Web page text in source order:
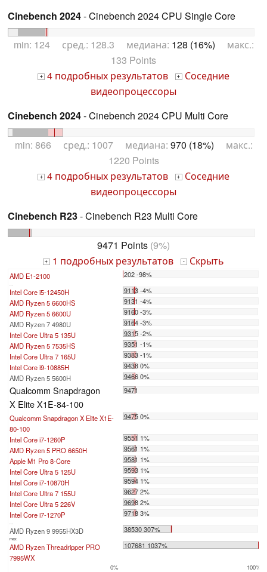
Cinebench 2024- Cinebench 2024 CPU Single Core
min: 124 сред.: 128.3 медиана: 128 (16%) макс.:
133 Points
+ 4 подробных результатов + Соседние
видеопроцессоры
Cinebench 2024- Cinebench 2024 CPU Multi Core
min: 866 сред.: 1007 медиана: 970 (18%) макс.:
1220 Points
+ 4 подробных результатов + Соседние
видеопроцессоры
Cinebench R23- Cinebench R23 Multi Core
9471 Points (9%)
+ 1 подробных результатов - Скрыть
AMD E1-2100 202 -98%
...
Intel Core i5-12450H
9113 -4%
AMD Ryzen 5 6600HS
9131 -4%
AMD Ryzen 5 6600U
9160 -3%
AMD Ryzen 7 4980U
9164 -3%
Intel Core Ultra 5 135U
9315 -2%
AMD Ryzen 5 7535HS
9351 -1%
Intel Core Ultra 7 165U
9383 -1%
Intel Core i9-10885H
9438 0%
AMD Ryzen 5 5600H
9466 0%
Qualcomm Snapdragon
X Elite X1E-84-100
9471
Qualcomm Snapdragon X Elite X1E-
80-100
9475 0%
Intel Core i7-1260P
9551 1%
AMD Ryzen 5 PRO 6650H
9561 1%
Apple M1 Pro 8-Core
9581 1%
Intel Core Ultra 5 125U
9593 1%
Intel Core i7-10870H
9594 1%
Intel Core Ultra 7 155U
9627 2%
Intel Core Ultra 5 226V
9698 2%
Intel Core i7-1270P
9718 3%
...
AMD Ryzen 9 9955HX3D 38530 307%
max:
AMD Ryzen Threadripper PRO
7995WX
107681 1037%
0% 100%